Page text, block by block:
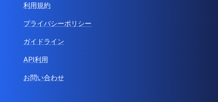
利用規約
プライバシーポリシー
ガイドライン
API利用
お問い合わせ